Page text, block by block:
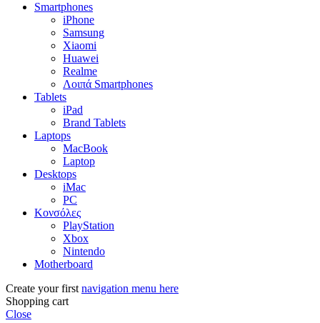
Smartphones
iPhone
Samsung
Xiaomi
Huawei
Realme
Λοιπά Smartphones
Tablets
iPad
Brand Tablets
Laptops
MacBook
Laptop
Desktops
iMac
PC
Κονσόλες
PlayStation
Xbox
Nintendo
Motherboard
Create your first navigation menu here
Shopping cart
Close